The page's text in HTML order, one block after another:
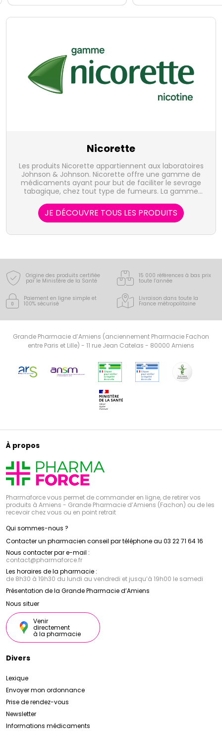
Nicorette
Les produits Nicorette appartiennent aux laboratoires
Johnson & Johnson. Nicorette offre une gamme de
médicaments ayant pour but de faciliter le sevrage
tabagique, chez tout type de fumeurs. La gamme
pastilles, des inhalateurs et des sprays buccaux,
chacun adapté aux différents degrés de
dépendance tabagique. Nicorette offre également
une expertise et un savoir-faire sur le
Retrouvez tous les produits Nicorette sur
domicile par une pharmacie française.
JE DÉCOUVRE TOUS LES PRODUITS
Origine des produits certifiée
par le Ministère de la Santé
15 000 références à bas prix
toute l’année
Paiement en ligne simple et
100% sécurisé
Livraison dans toute la
France métropolitaine
Grande Pharmacie d’Amiens (anciennement Pharmacie Fachon
entre Paris et Lille) - 11 rue Jean Catelas - 80000 Amiens
À propos
Pharmaforce vous permet de commander en ligne, de retirer vos
produits à Amiens - Grande Pharmacie d’Amiens (Fachon) ou de les
recevoir chez vous ou en point retrait
Qui sommes-nous ?
Contacter un pharmacien conseil par téléphone au 03 22 71 64 16
Nous contacter par e-mail :
contact@pharmaforce.fr
Les horaires de la pharmacie :
de 8h30 à 19h30 du lundi au vendredi et jusqu’à 19h00 le samedi
Présentation de la Grande Pharmacie d’Amiens
Nous situer
Venir
directement
à la pharmacie
Divers
Lexique
Envoyer mon ordonnance
Prise de rendez-vous
Newsletter
Informations médicaments